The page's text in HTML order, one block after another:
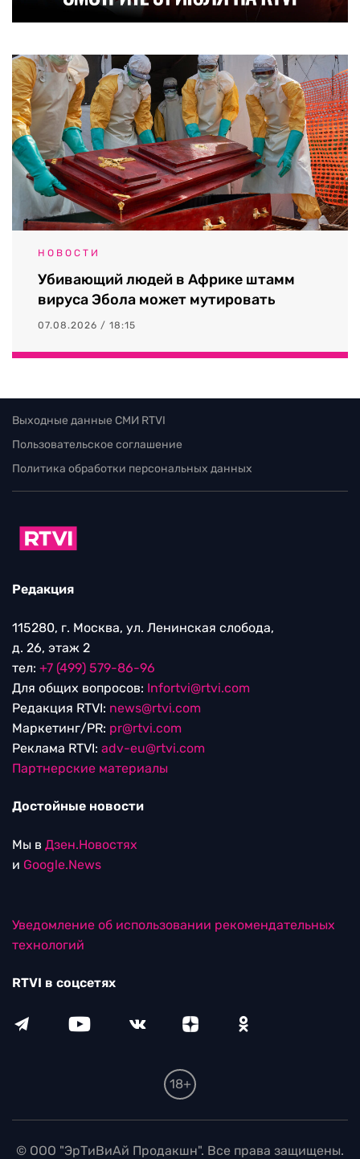
НОВОСТИ
Убивающий людей в Африке штамм
вируса Эбола может мутировать
07.08.2026 / 18:15
Выходные данные СМИ RTVI
Пользовательское соглашение
Политика обработки персональных данных
Редакция
115280, г. Москва, ул. Ленинская слобода,
д. 26, этаж 2
тел: +7 (499) 579-86-96
Для общих вопросов: Infortvi@rtvi.com
Редакция RTVI: news@rtvi.com
Маркетинг/PR: pr@rtvi.com
Реклама RTVI: adv-eu@rtvi.com
Партнерские материалы
Достойные новости
Мы в Дзен.Новостях
и Google.News
Уведомление об использовании рекомендательных
технологий
RTVI в соцсетях
18+
© ООО "ЭрТиВиАй Продакшн". Все права защищены.